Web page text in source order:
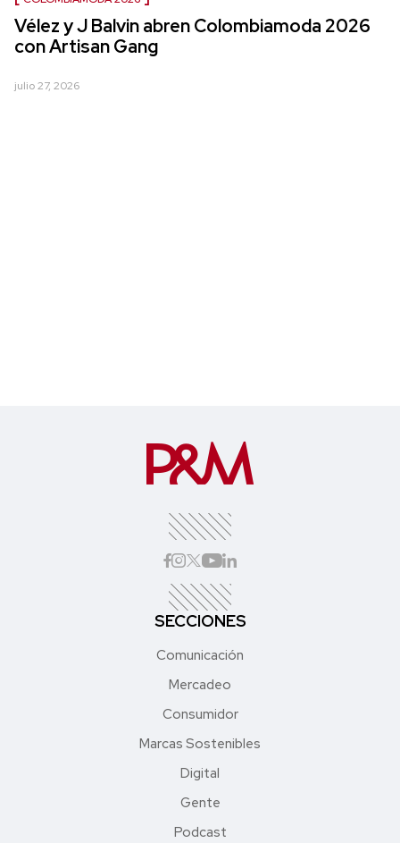
Vélez y J Balvin abren Colombiamoda 2026
con Artisan Gang
julio 27, 2026
SECCIONES
Comunicación
Mercadeo
Consumidor
Marcas Sostenibles
Digital
Gente
Podcast